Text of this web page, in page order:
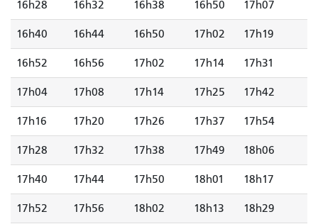
16h28 16h32 16h38 16h50 17h07
16h40 16h44 16h50 17h02 17h19
16h52 16h56 17h02 17h14 17h31
17h04 17h08 17h14 17h25 17h42
17h16 17h20 17h26 17h37 17h54
17h28 17h32 17h38 17h49 18h06
17h40 17h44 17h50 18h01 18h17
17h52 17h56 18h02 18h13 18h29